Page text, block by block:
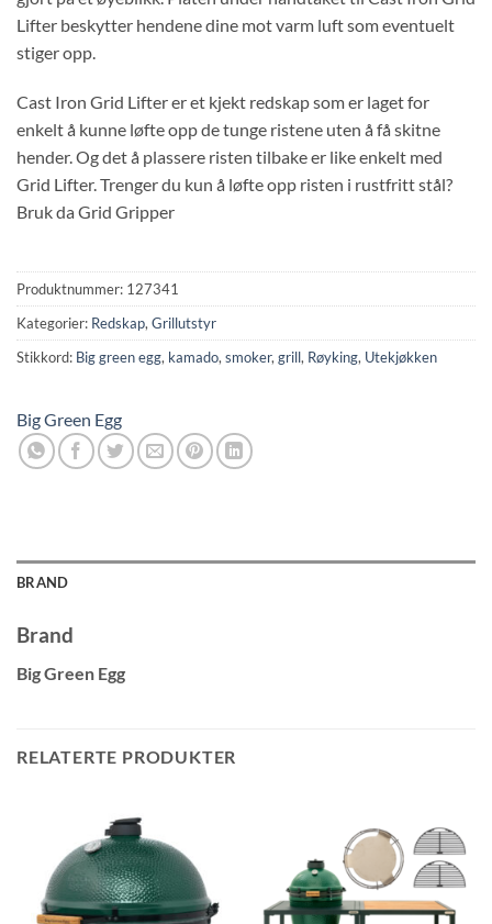
Lifter beskytter hendene dine mot varm luft som eventuelt
stiger opp.
Cast Iron Grid Lifter er et kjekt redskap som er laget for
enkelt å kunne løfte opp de tunge ristene uten å få skitne
hender. Og det å plassere risten tilbake er like enkelt med
Grid Lifter. Trenger du kun å løfte opp risten i rustfritt stål?
Bruk da Grid Gripper
Produktnummer: 127341
Kategorier: Redskap, Grillutstyr
Stikkord: Big green egg, kamado, smoker, grill, Røyking, Utekjøkken
Big Green Egg
BRAND
Brand
Big Green Egg
RELATERTE PRODUKTER